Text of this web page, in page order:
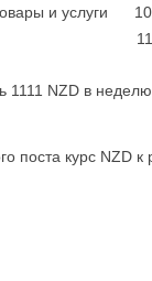
и услуги
/ 5
1111 NZD в
поста курс NZD